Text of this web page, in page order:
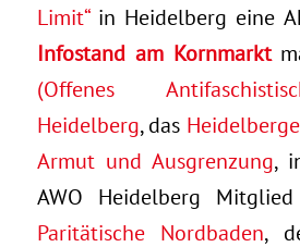
Limit“in Heidelberg eine
Infostand am Kornmarkt
(Offenes
Heidelberg, das
Armut und Ausgrenzung,
AWO Heidelberg
Paritätische Nordbaden,